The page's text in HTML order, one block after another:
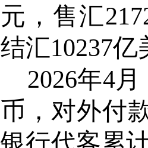
元，售汇
结汇10237亿
2026年4月
币，对外付
银行代客累